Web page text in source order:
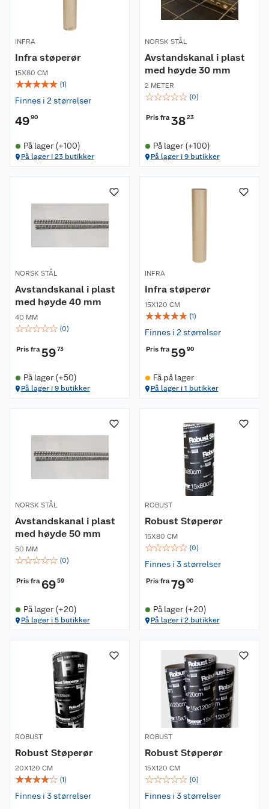
INFRA
Infra støperør
15X80 CM
☆☆☆☆☆ (1)
Finnes i 2 størrelser
4990
På lager (+100)
På lager i 23 butikker
NORSK STÅL
Avstandskanal i plast
med høyde 30 mm
2 METER
☆☆☆☆☆ (0)
Pris fra3823
På lager (+100)
På lager i 9 butikker
NORSK STÅL
Avstandskanal i plast
med høyde 40 mm
40 MM
☆☆☆☆☆ (0)
Pris fra5973
På lager (+50)
På lager i 9 butikker
INFRA
Infra støperør
15X120 CM
☆☆☆☆☆ (1)
Finnes i 2 størrelser
Pris fra5990
Få på lager
På lager i 1 butikker
NORSK STÅL
Avstandskanal i plast
med høyde 50 mm
50 MM
☆☆☆☆☆ (0)
Pris fra 6959
På lager (+20)
På lager i 5 butikker
ROBUST
Robust Støperør
15X80 CM
☆☆☆☆☆ (0)
Finnes i 3 størrelser
Pris fra7900
På lager (+20)
På lager i 2 butikker
ROBUST
Robust Støperør
20X120 CM
☆☆☆☆☆ (1)
Finnes i 3 størrelser
ROBUST
Robust Støperør
15X120 CM
☆☆☆☆☆ (0)
Finnes i 3 størrelser
Kundeservice
Kontakt oss
Reklamasjon
Ofte stilte spørsmål
Om oss
Våre merkevarer
Våre kjeder
Personvern
Cookies
Lavprisløfte
Åpent kjøp
Oppussing med utemaling